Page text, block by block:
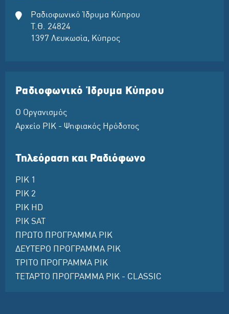
Ραδιοφωνικό Ίδρυμα Κύπρου
Τ.Θ. 24824
1397 Λευκωσία, Κύπρος
Ραδιοφωνικό Ίδρυμα Κύπρου
Ο Οργανισμός
Αρχείο ΡΙΚ - Ψηφιακός Ηρόδοτος
Τηλεόραση και Ραδιόφωνο
ΡΙΚ 1
ΡΙΚ 2
ΡΙΚ HD
ΡΙΚ SAT
ΠΡΩΤΟ ΠΡΟΓΡΑΜΜΑ ΡΙΚ
ΔΕΥΤΕΡΟ ΠΡΟΓΡΑΜΜΑ ΡΙΚ
ΤΡΙΤΟ ΠΡΟΓΡΑΜΜΑ ΡΙΚ
ΤΕΤΑΡΤΟ ΠΡΟΓΡΑΜΜΑ ΡΙΚ - CLASSIC